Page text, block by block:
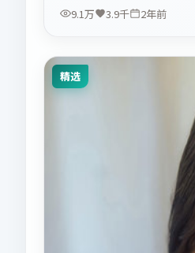
9.1万 3.9千 2年前
精选